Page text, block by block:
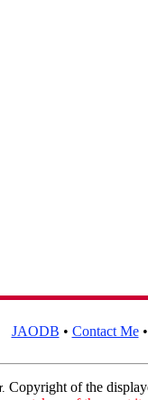
JAODB • Contact Me•
Copyright of the